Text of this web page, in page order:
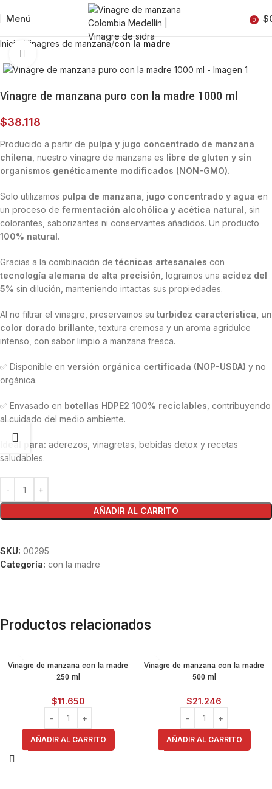
Menú 0 $
Inicio Vinagres de manzana con la madre
Vinagre de manzana puro con la madre 1000 ml
$38.118
Producido a partir de pulpa y jugo concentrado de manzana
chilena , nuestro vinagre de manzana es libre de gluten y sin
organismos genéticamente modificados (NON-GMO).
Solo utilizamos pulpa de manzana, jugo concentrado y agua en
un proceso de fermentación alcohólica y acética natural , sin
colorantes, saborizantes ni conservantes añadidos. Un producto
100% natural.
Gracias a la combinación de técnicas artesanales con
tecnología alemana de alta precisión , logramos una acidez del
5% sin dilución, manteniendo intactas sus propiedades.
Al no filtrar el vinagre, preservamos su turbidez característica, un
color dorado brillante , textura cremosa y un aroma agridulce
intenso, con sabor limpio a manzana fresca.
✅ Disponible en versión orgánica certificada (NOP-USDA) y no
orgánica.
✅ Envasado en botellas HDPE2 100% reciclables , contribuyendo
al cuidado del medio ambiente.
Ideal para: aderezos, vinagretas, bebidas detox y recetas
saludables.
AÑADIR AL CARRITO
SKU: 00295
Categoría: con la madre
Productos relacionados
Vinagre de manzana con la madre
250 ml
$11.650
AÑADIR AL CARRITO
Vinagre de manzana con la madre
500 ml
$21.246
AÑADIR AL CARRITO